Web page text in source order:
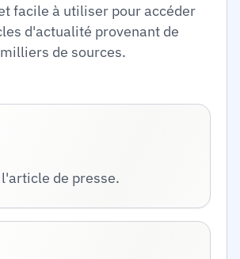
facile à utiliser pour accéder
d'actualité provenant de
milliers de sources.
de presse.